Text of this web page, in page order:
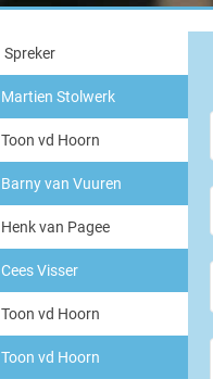
Spreker
Martien Stolwerk
Toon vd Hoorn
Barny van Vuuren
Henk van Pagee
Cees Visser
Toon vd Hoorn
Toon vd Hoorn